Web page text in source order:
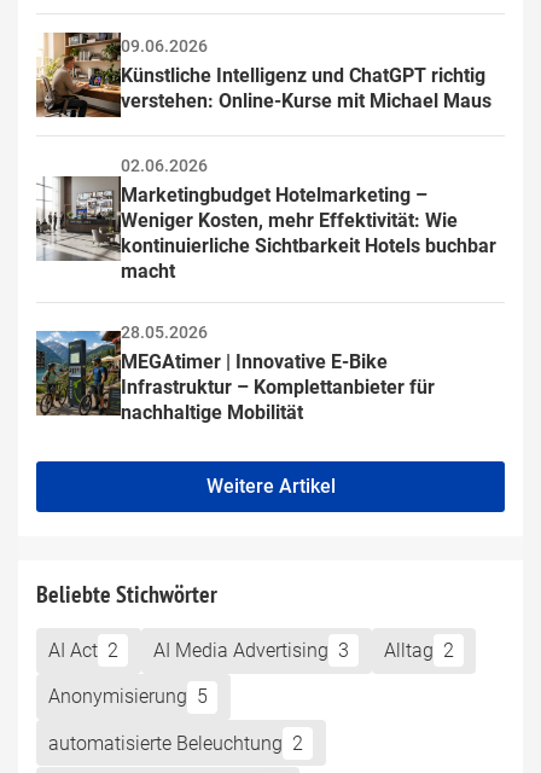
09.06.2026
Künstliche Intelligenz und ChatGPT richtig
verstehen: Online-Kurse mit Michael Maus
02.06.2026
Marketingbudget Hotelmarketing –
Weniger Kosten, mehr Effektivität: Wie
kontinuierliche Sichtbarkeit Hotels buchbar
macht
28.05.2026
MEGAtimer | Innovative E-Bike
Infrastruktur – Komplettanbieter für
nachhaltige Mobilität
Weitere Artikel
Beliebte Stichwörter
AI Act 2 AI Media Advertising 3 Alltag 2
Anonymisierung 5
automatisierte Beleuchtung 2